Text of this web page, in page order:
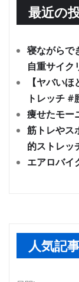
最近の
寝ながらで
自重サイク
【ヤバい
トレッチ
痩せたモー
筋トレやス
的ストレッ
エアロバイ
人気記